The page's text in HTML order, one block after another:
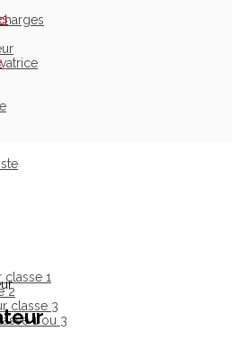
1
2
classe 3
1 ou 3